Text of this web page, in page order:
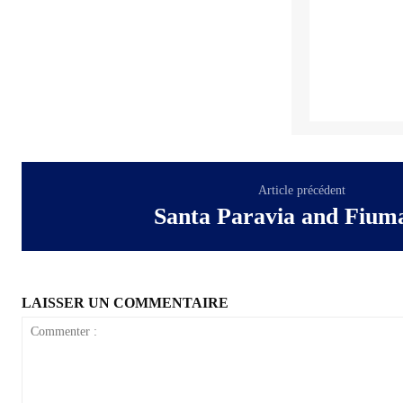
Article précédent
Santa Paravia and
LAISSER UN COMMENTAIRE